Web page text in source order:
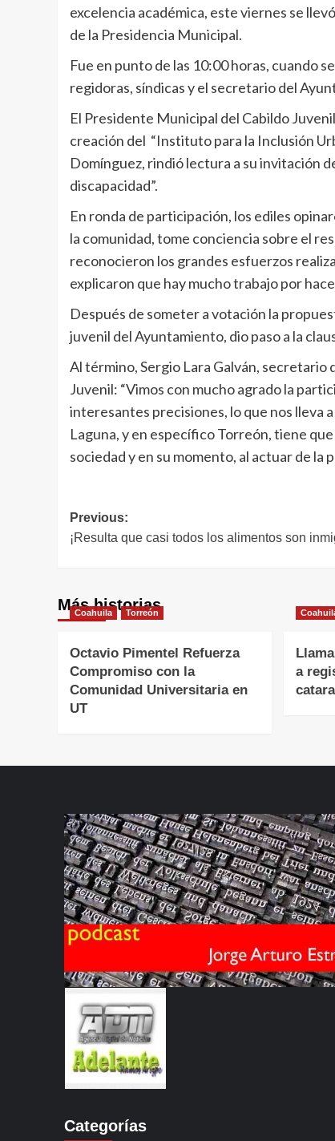
excelencia académica, este viernes se
de la Presidencia Municipal.
Fue en punto de las 10:00 horas, cuando
regidoras, síndicas y el secretario del
El Presidente Municipal del Cabildo
creación del “Instituto para la Inclusión
Domínguez, rindió lectura a su invitación
discapacidad”.
En ronda de participación, los ediles
la comunidad, tome conciencia sobre el
reconocieron los grandes esfuerzos
explicaron que hay mucho trabajo por
Después de someter a votación la
juvenil del Ayuntamiento, dio paso a la
Al término, Sergio Lara Galván,
Juvenil: “Vimos con mucho agrado la
interesantes precisiones, lo que nos lleva
Laguna, y en específico Torreón, tiene
sociedad y en su momento, al actuar de la
Navegación
de
Previous:
¡Resulta que casi todos los alimentos son
Más historias
Coahuila Torreón
Octavio Pimentel Refuerza
Compromiso con la
Comunidad Universitaria en
UT
a
Categorías